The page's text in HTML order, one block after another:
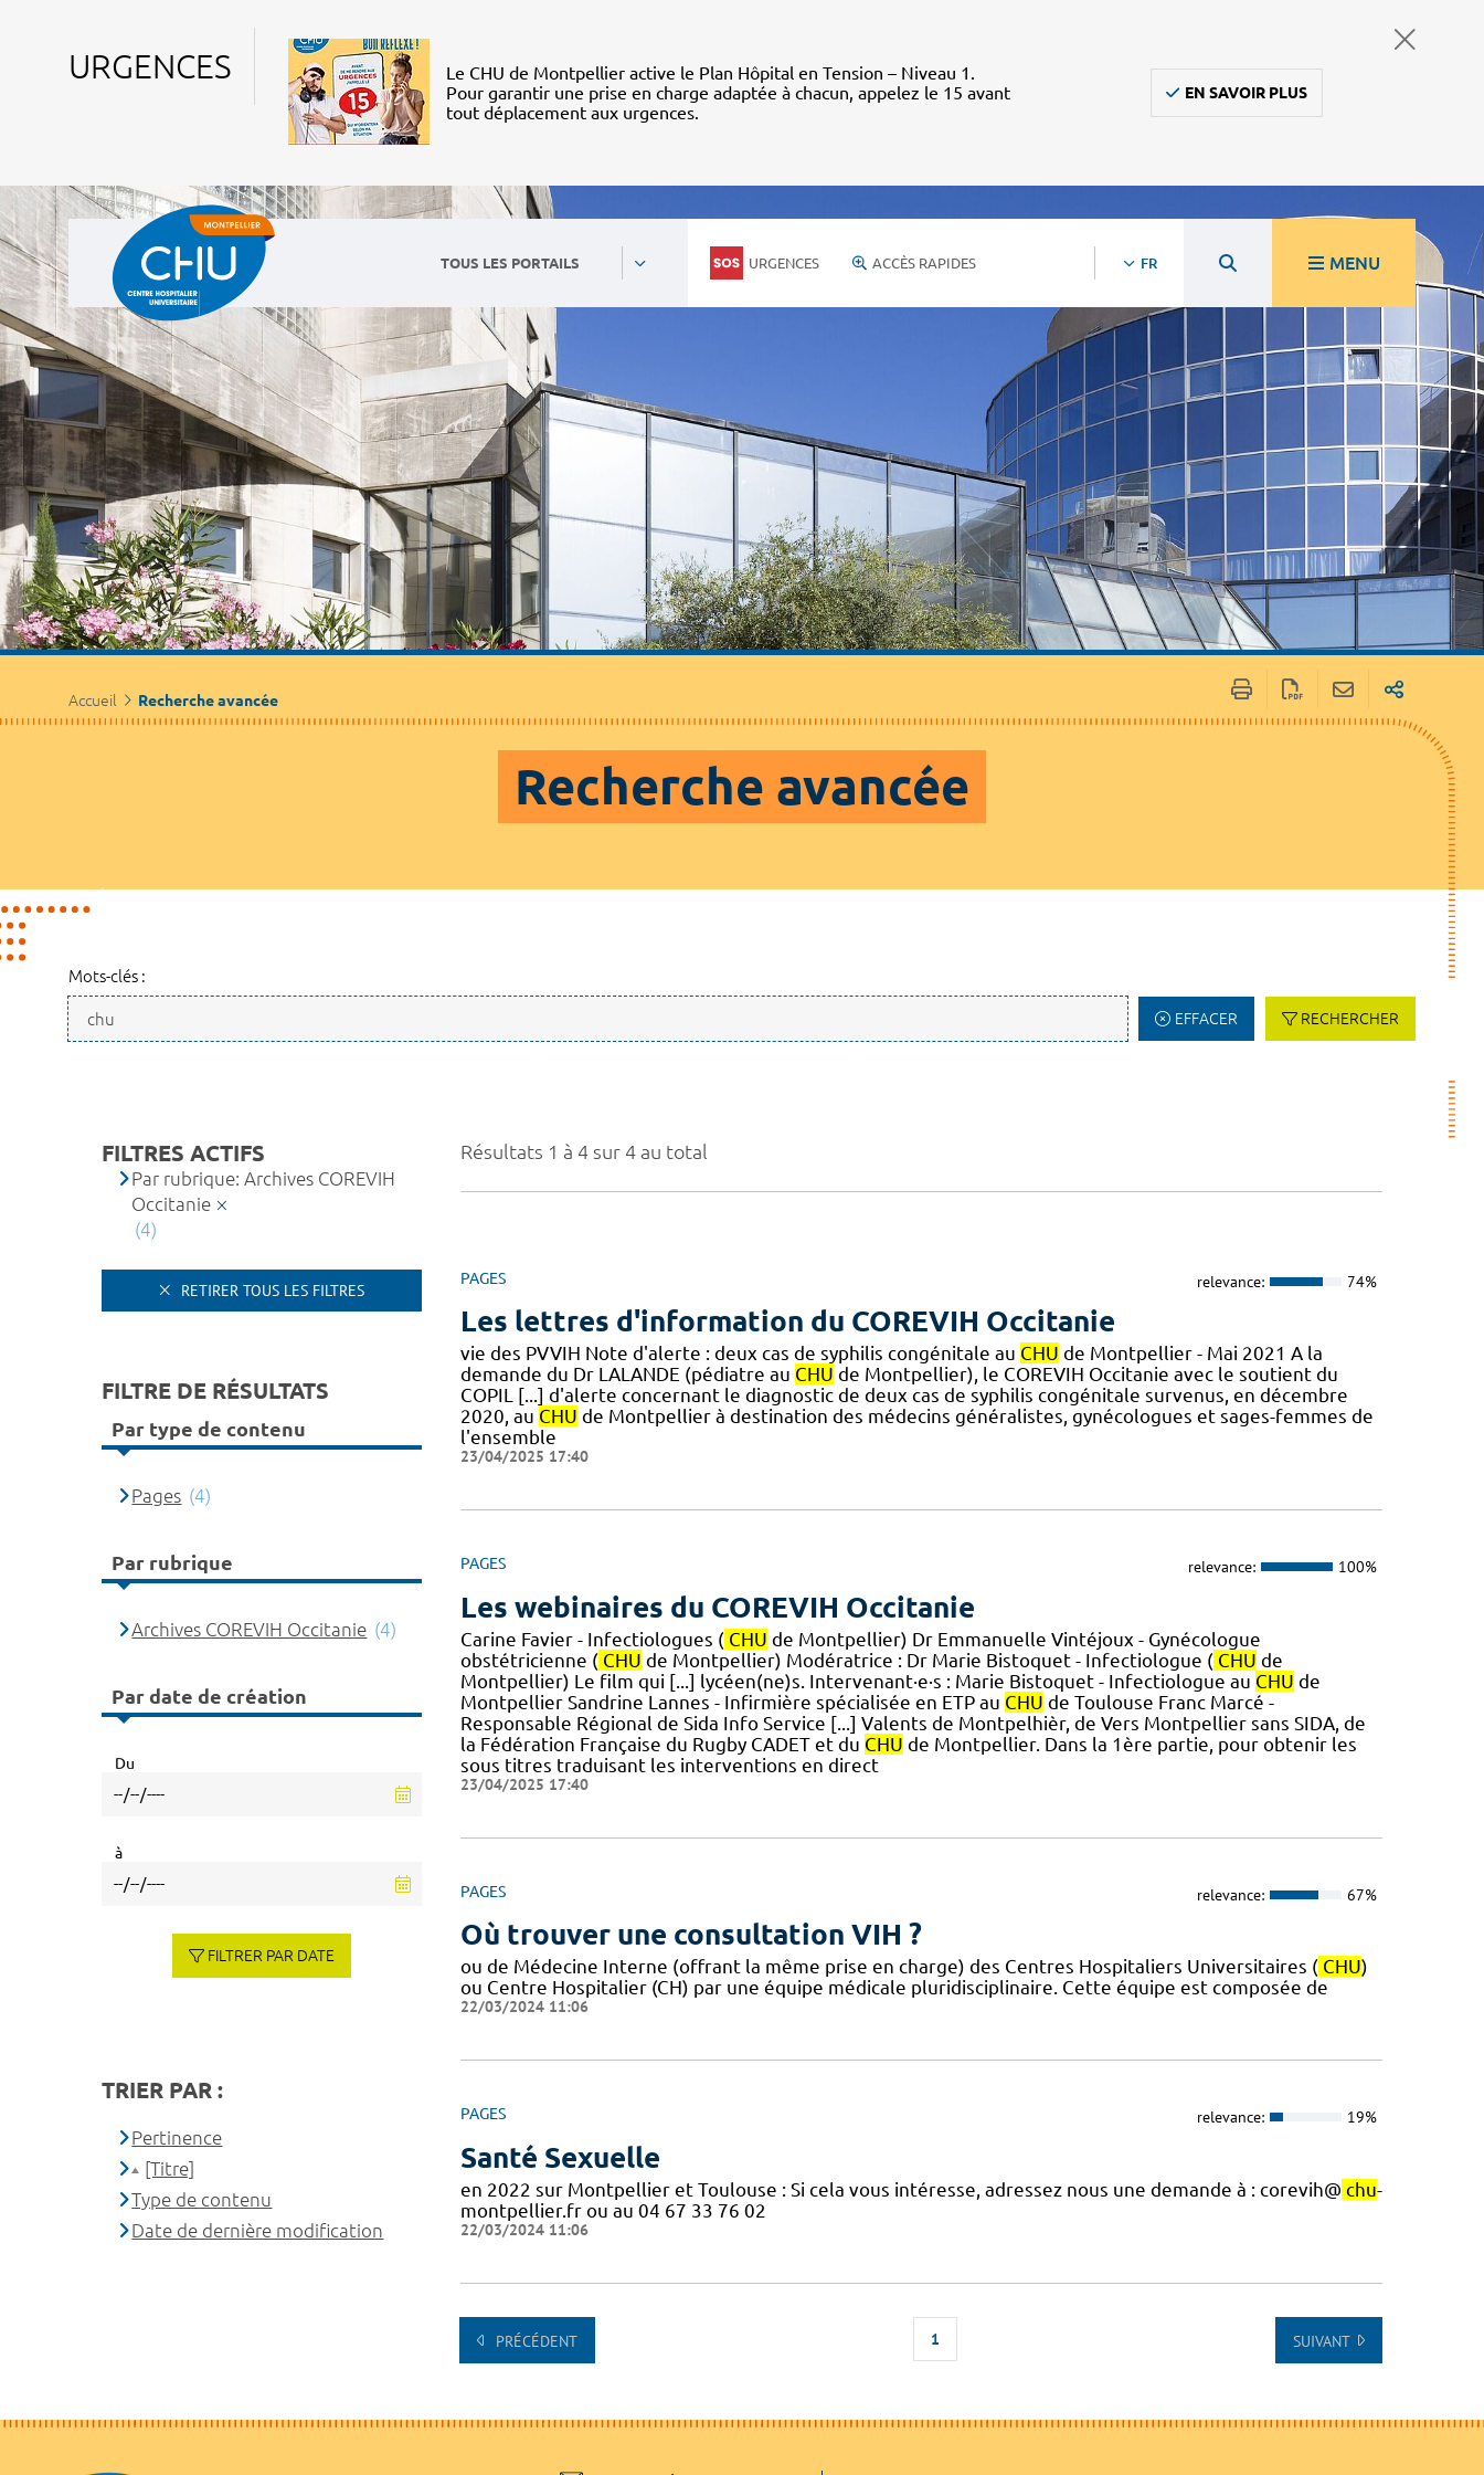
URGENCES
Le CHU de Montpellier active le Plan Hôpital en Tension – Niveau 1.
Pour garantir une prise en charge adaptée à chacun, appelez le 15 avant
tout déplacement aux urgences.
EN SAVOIR PLUS
TOUS LES PORTAILS URGENCES ACCÈS RAPIDES FR MENU
Accueil Recherche avancée
Recherche avancée
Mots-clés :
EFFACER RECHERCHER
Résultats 1 à 4 sur 4 au total
PAGES relevance: 74%
Les lettres d'information du COREVIH Occitanie
vie des PVVIH Note d'alerte : deux cas de syphilis congénitale au CHU de Montpellier - Mai 2021 A la
demande du Dr LALANDE (pédiatre au CHU de Montpellier), le COREVIH Occitanie avec le soutient du
COPIL [...] d'alerte concernant le diagnostic de deux cas de syphilis congénitale survenus, en décembre
2020, au CHU de Montpellier à destination des médecins généralistes, gynécologues et sages-femmes de
l'ensemble
23/04/2025 17:40
PAGES relevance: 100%
Les webinaires du COREVIH Occitanie
Carine Favier - Infectiologues ( CHU de Montpellier) Dr Emmanuelle Vintéjoux - Gynécologue
obstétricienne ( CHU de Montpellier) Modératrice : Dr Marie Bistoquet - Infectiologue ( CHU de
Montpellier) Le film qui [...] lycéen(ne)s. Intervenant·e·s : Marie Bistoquet - Infectiologue au CHU de
Montpellier Sandrine Lannes - Infirmière spécialisée en ETP au CHU de Toulouse Franc Marcé -
Responsable Régional de Sida Info Service [...] Valents de Montpelhièr, de Vers Montpellier sans SIDA, de
la Fédération Française du Rugby CADET et du CHU de Montpellier. Dans la 1ère partie, pour obtenir les
sous titres traduisant les interventions en direct
23/04/2025 17:40
PAGES relevance: 67%
Où trouver une consultation VIH ?
ou de Médecine Interne (offrant la même prise en charge) des Centres Hospitaliers Universitaires ( CHU)
ou Centre Hospitalier (CH) par une équipe médicale pluridisciplinaire. Cette équipe est composée de
22/03/2024 11:06
PAGES relevance: 19%
Santé Sexuelle
en 2022 sur Montpellier et Toulouse : Si cela vous intéresse, adressez nous une demande à : corevih@ chu-
montpellier.fr ou au 04 67 33 76 02
22/03/2024 11:06
PRÉCÉDENT 1 SUIVANT
FILTRES ACTIFS
Par rubrique: Archives COREVIH
Occitanie
(4)
RETIRER TOUS LES FILTRES
FILTRE DE RÉSULTATS
Par type de contenu
Pages (4)
Par rubrique
Archives COREVIH Occitanie (4)
Par date de création
Du
à
FILTRER PAR DATE
TRIER PAR :
Pertinence
[Titre]
Type de contenu
Date de dernière modification